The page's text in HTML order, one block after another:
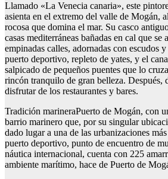
Llamado «La Venecia canaria», este
asienta en el extremo del valle de Mogán,
rocosa que domina el mar. Su casco
casas mediterráneas bañadas en cal que
empinadas calles, adornadas con escudos
puerto deportivo, repleto de yates, y el
salpicado de pequeños puentes que lo
rincón tranquilo de gran belleza. Después,
disfrutar de los restaurantes y bares.
Tradición marineraPuerto de Mogán, con
barrio marinero que, por su singular
dado lugar a una de las urbanizaciones
puerto deportivo, punto de encuentro de
náutica internacional, cuenta con 225
ambiente marítimo, hace de Puerto de